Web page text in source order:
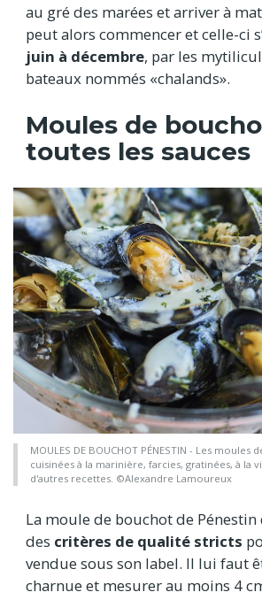
au gré des marées et arriver à
peut alors commencer et celle-ci
juin à décembre, par les
bateaux nommés «chalands».
Moules de
toutes les sauces
MOULES DE BOUCHOT PÉNESTIN - Les
cuisinées à la marinière, farcies, gratinées, à la
d'autres recettes. ©Alexandre Lamoureux
La moule de bouchot de
des critères de qualité stricts
vendue sous son label. Il lui faut
charnue et mesurer au moins 4